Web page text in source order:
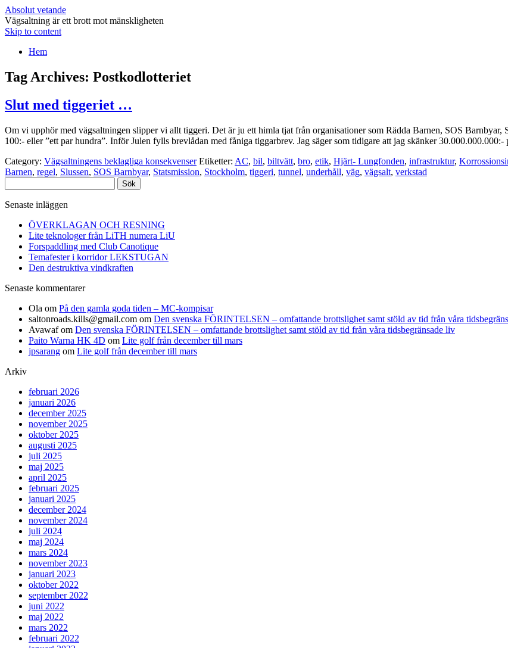
Absolut vetande
Vägsaltning är ett brott mot mänskligheten
Skip to content
Hem
Tag Archives: Postkodlotteriet
Slut med tiggeriet …
Om vi upphör med vägsaltningen slipper vi allt tiggeri. Det är ju ett himla tjat från organisationer som Rädda Barnen, SOS
100:- eller ”ett par hundra”. Inför Julen fylls brevlådan med fåniga tiggarbrev. Jag säger som tidigare att jag skänker
Category: Vägsaltningens beklagliga konsekvenser Etiketter: AC, bil, biltvätt, bro, etik, Hjärt- Lungfonden, infrastruktur,
Barnen, regel, Slussen, SOS Barnbyar, Statsmission, Stockholm, tiggeri, tunnel, underhåll, väg, vägsalt, verkstad
efter:
Senaste inläggen
ÖVERKLAGAN OCH RESNING
Lite teknologer från LiTH numera LiU
Forspaddling med Club Canotique
Temafester i korridor LEKSTUGAN
Den destruktiva vindkraften
Senaste kommentarer
Ola om På den gamla goda tiden – MC-kompisar
saltonroads.kills@gmail.com om Den svenska FÖRINTELSEN – omfattande brottslighet samt stöld av tid från våra
Avawafom Den svenska FÖRINTELSEN – omfattande brottslighet samt stöld av tid från våra tidsbegränsade liv
Paito Warna HK 4D om Lite golf från december till mars
jpsarang om Lite golf från december till mars
Arkiv
februari 2026
januari 2026
december 2025
november 2025
oktober 2025
augusti 2025
juli 2025
maj 2025
april 2025
februari 2025
januari 2025
december 2024
november 2024
juli 2024
maj 2024
mars 2024
november 2023
januari 2023
oktober 2022
september 2022
juni 2022
maj 2022
mars 2022
februari 2022